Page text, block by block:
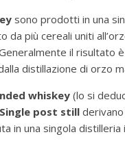
sono prodotti in una
da più cereali uniti
il risultato
distillazione di orzo
whiskey (lo si
Single post still
in una singola